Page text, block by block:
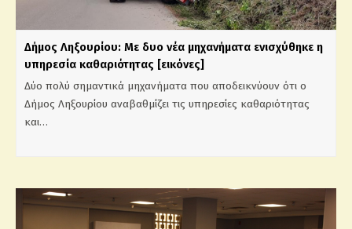
Δήμος Ληξουρίου: Με δυο νέα μηχανήματα ενισχύθηκε η
υπηρεσία καθαριότητας [εικόνες]
Δύο πολύ σημαντικά μηχανήματα που αποδεικνύουν ότι ο
Δήμος Ληξουρίου αναβαθμίζει τις υπηρεσίες καθαριότητας
και…